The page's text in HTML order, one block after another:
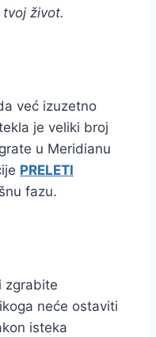
život.
već izuzetno
je veliki broj
u Meridianu
PRELETI
fazu.
zgrabite
neće ostaviti
isteka